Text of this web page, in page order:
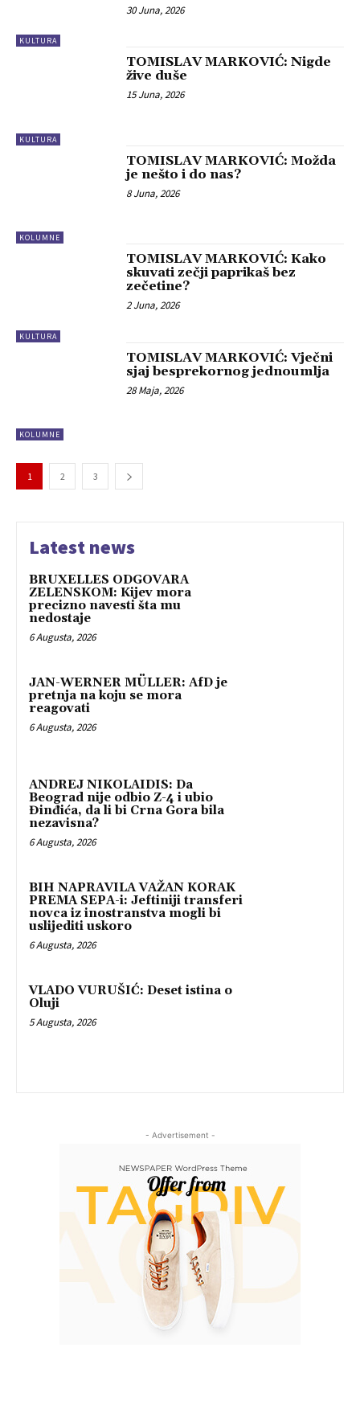
KULTURA
30 Juna, 2026
KULTURA
TOMISLAV MARKOVIĆ: Nigde
žive duše
15 Juna, 2026
KOLUMNE
TOMISLAV MARKOVIĆ: Možda
je nešto i do nas?
8 Juna, 2026
KULTURA
TOMISLAV MARKOVIĆ: Kako
skuvati zečji paprikaš bez
zečetine?
2 Juna, 2026
KOLUMNE
TOMISLAV MARKOVIĆ: Vječni
sjaj besprekornog jednoumlja
28 Maja, 2026
1 2 3
Latest news
BRUXELLES ODGOVARA
ZELENSKOM: Kijev mora
precizno navesti šta mu
nedostaje
6 Augusta, 2026
JAN-WERNER MÜLLER: AfD je
pretnja na koju se mora
reagovati
6 Augusta, 2026
ANDREJ NIKOLAIDIS: Da
Beograd nije odbio Z-4 i ubio
Đinđića, da li bi Crna Gora bila
nezavisna?
6 Augusta, 2026
BIH NAPRAVILA VAŽAN KORAK
PREMA SEPA-i: Jeftiniji transferi
novca iz inostranstva mogli bi
uslijediti uskoro
6 Augusta, 2026
VLADO VURUŠIĆ: Deset istina o
Oluji
5 Augusta, 2026
- Advertisement -